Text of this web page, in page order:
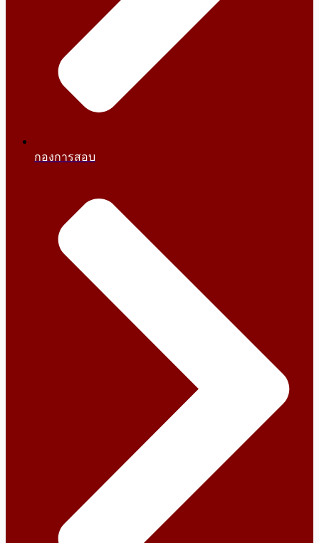
กองการสอบ